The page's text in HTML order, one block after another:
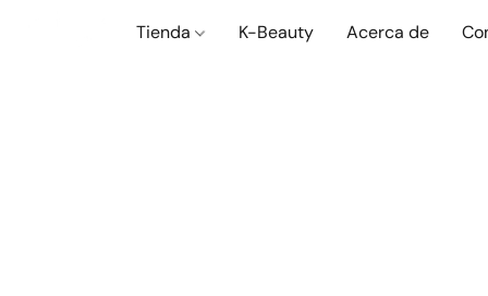
Tienda K-Beauty Acerca de